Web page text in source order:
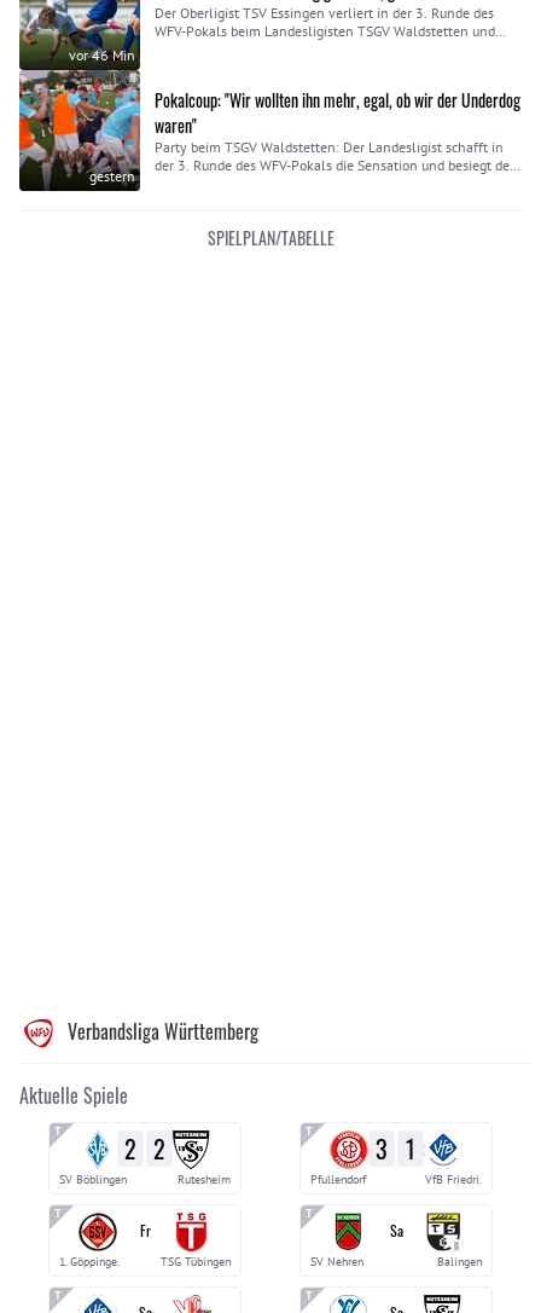
vor 46 Min
Der Oberligist TSV Essingen verliert in der 3. Runde des
WFV-Pokals beim Landesligisten TSGV Waldstetten und
gestern
Pokalcoup: "Wir wollten ihn mehr, egal, ob wir der Underdog
waren"
Party beim TSGV Waldstetten: Der Landesligist schafft in
der 3. Runde des WFV-Pokals die Sensation und besiegt den
SPIELPLAN/TABELLE
Verbandsliga Württemberg
Aktuelle Spiele
2 2
SV Böblingen Rutesheim
3 1
Pfullendorf VfB Friedri.
Fr
1. Göppinge. TSG Tübingen
Sa
II
SV Nehren Balingen